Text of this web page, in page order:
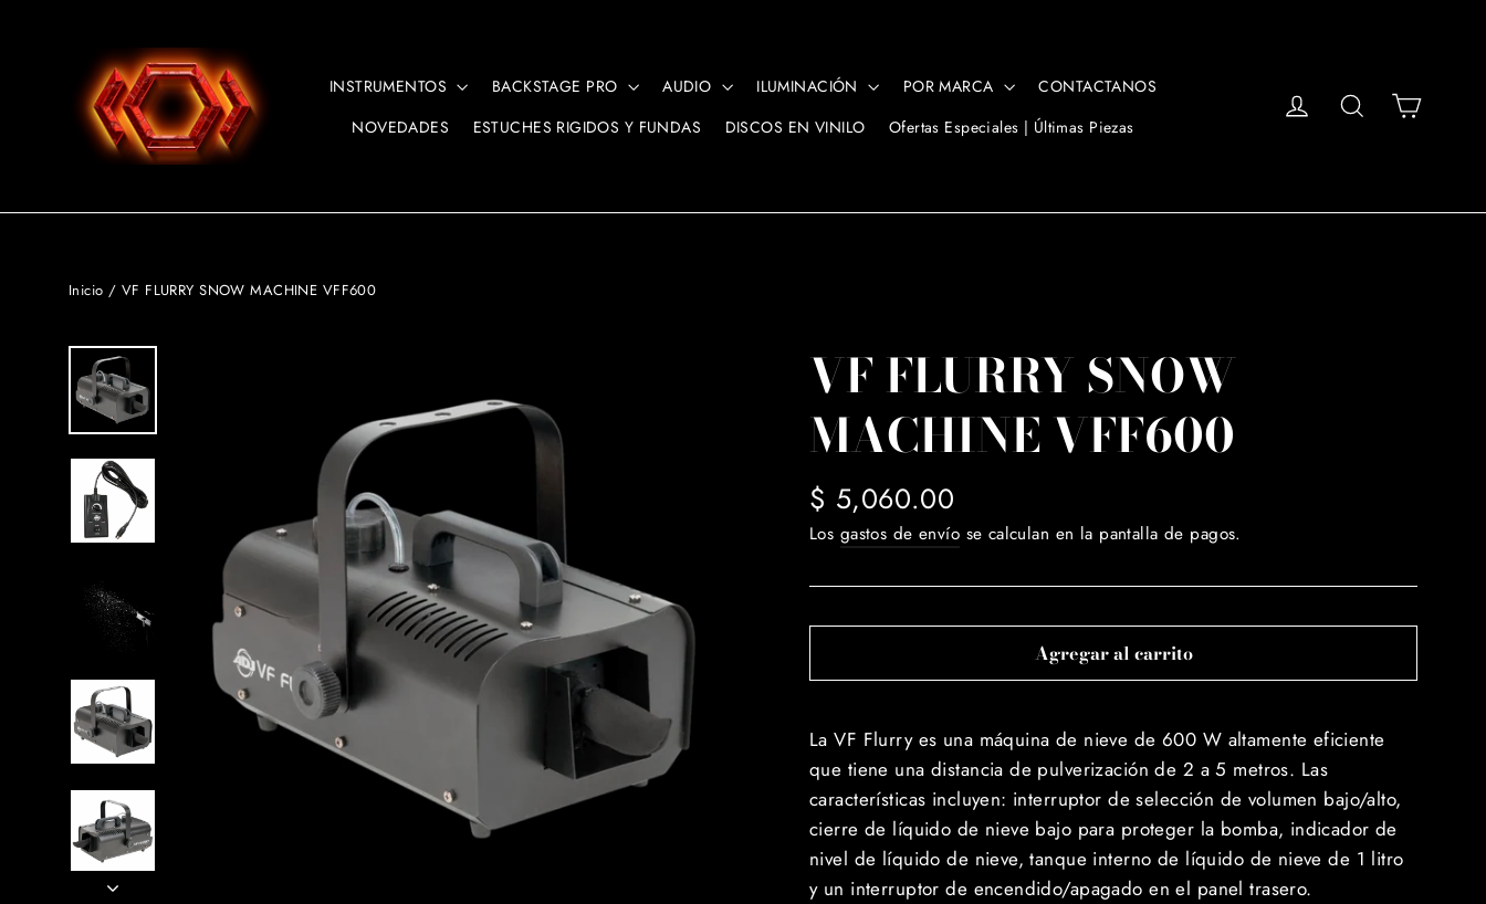
INSTRUMENTOS BACKSTAGE PRO AUDIO ILUMINACIÓN POR MARCA
CONTACTANOS
NOVEDADES
ESTUCHES RIGIDOS Y FUNDAS DISCOS EN VINILO Ofertas Especiales | Últimas Piezas
Ingresar Buscar
Inicio / VF FLURRY SNOW MACHINE VFF600
VF FLURRY SNOW
MACHINE VFF600
Precio
habitual
$ 5,060.00
Los gastos de envío se calculan en la pantalla de pagos.
Agregar al carrito
La VF Flurry es una máquina de nieve de 600 W altamente eficiente
que tiene una distancia de pulverización de 2 a 5 metros. Las
características incluyen: interruptor de selección de volumen bajo/alto,
cierre de líquido de nieve bajo para proteger la bomba, indicador de
nivel de líquido de nieve, tanque interno de líquido de nieve de 1 litro
y un interruptor de encendido/apagado en el panel trasero.